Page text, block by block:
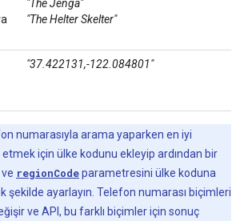
"The Jenga"
"The Helter Skelter"
"37.422131,-122.084801"
numarasıyla arama yaparken en iyi
etmek için ülke kodunu ekleyip ardından bir
ve regionCodeparametresini ülke koduna
şekilde ayarlayın. Telefon numarası biçimleri
ve API, bu farklı biçimler için sonuç